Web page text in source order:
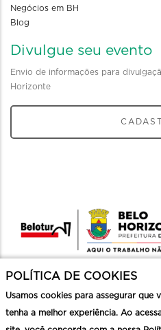
Negócios em BH
Blog
Divulgue seu evento
Envio de informações para
Horizonte
POLÍTICA DE COOKIES
Usamos cookies para assegurar que
tenha a melhor experiência. Ao